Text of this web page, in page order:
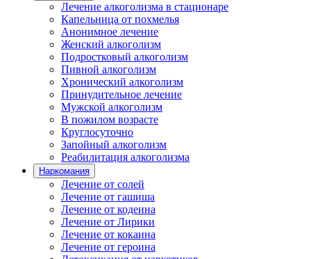
Лечение алкоголизма в стационаре
Капельница от похмелья
Анонимное лечение
Женский алкоголизм
Подростковый алкоголизм
Пивной алкоголизм
Хронический алкоголизм
Принудительное лечение
Мужской алкоголизм
В пожилом возрасте
Круглосуточно
Запойный алкоголизм
Реабилитация алкоголизма
Наркомания
Лечение от солей
Лечение от гашиша
Лечение от кодеина
Лечение от Лирики
Лечение от кокаина
Лечение от героина